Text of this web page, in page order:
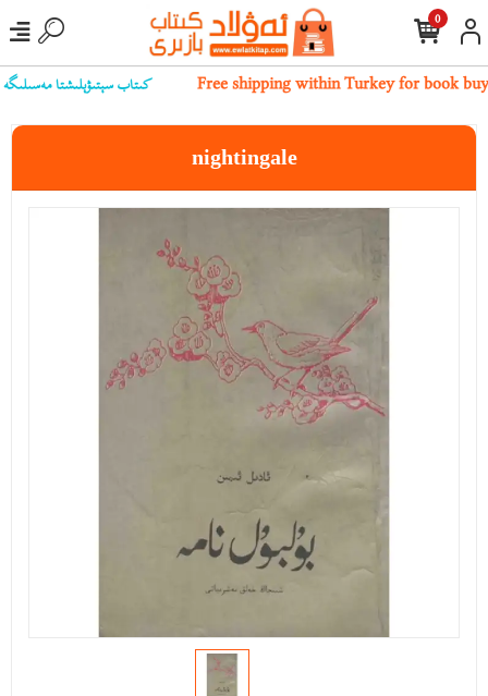
كىتاب سېتىۋېلىشتا مەسىلىگە Free shipping within Turkey for book
0
nightingale